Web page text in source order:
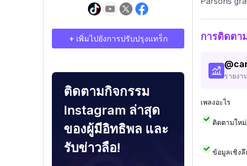
+ เพิ่มไปยังการปรับปรุงแทร็ก
ติดตามกิจกรรม
Instagram ล่าสุด
ของผู้มีอิทธิพล และ
รับข่าวลือ!
การติดตา
@
รายง
เพลงอะไร
ติดตามให
ข้อมูลเชิงลึ